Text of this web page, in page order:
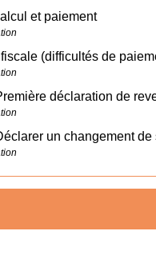
et paiement
(difficultés de
déclaration de
un changement